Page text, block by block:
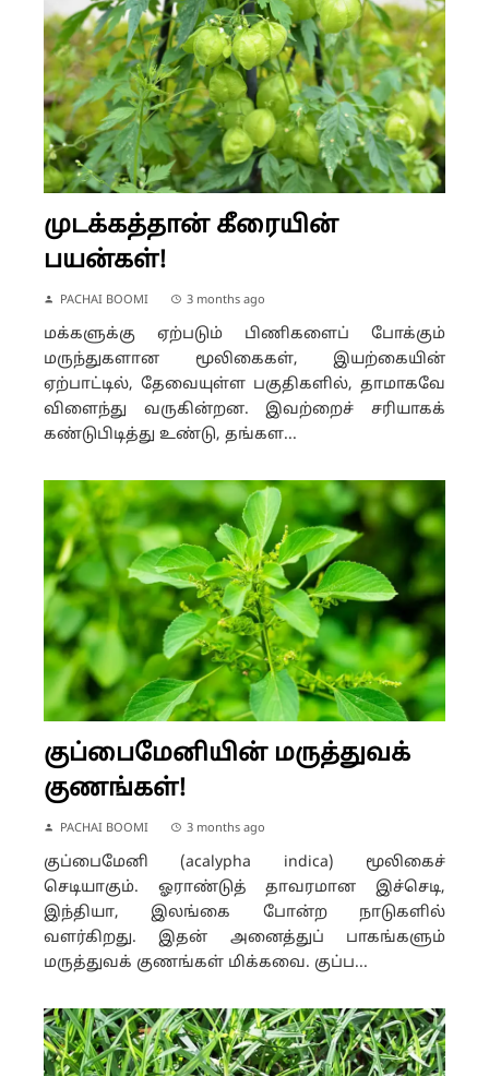
முடக்கத்தான் கீரையின்
பயன்கள்!
PACHAI BOOMI 3 months ago
மக்களுக்கு ஏற்படும் பிணிகளைப் போக்கும்
மருந்துகளான மூலிகைகள், இயற்கையின்
ஏற்பாட்டில், தேவையுள்ள பகுதிகளில், தாமாகவே
விளைந்து வருகின்றன. இவற்றைச் சரியாகக்
கண்டுபிடித்து உண்டு, தங்கள...
குப்பைமேனியின் மருத்துவக்
குணங்கள்!
PACHAI BOOMI 3 months ago
குப்பைமேனி (acalypha indica) மூலிகைச்
செடியாகும். ஓராண்டுத் தாவரமான இச்செடி,
இந்தியா, இலங்கை போன்ற நாடுகளில்
வளர்கிறது. இதன் அனைத்துப் பாகங்களும்
மருத்துவக் குணங்கள் மிக்கவை. குப்ப...